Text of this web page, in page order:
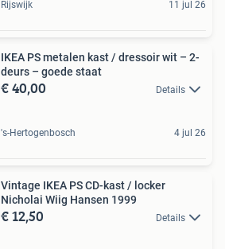
Rijswijk 11 jul 26
IKEA PS metalen kast / dressoir wit – 2-
deurs – goede staat
€ 40,00 Details
's-Hertogenbosch 4 jul 26
Vintage IKEA PS CD-kast / locker
Nicholai Wiig Hansen 1999
€ 12,50 Details